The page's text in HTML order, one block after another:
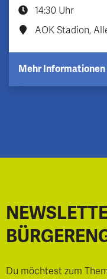
14:30 Uhr
AOK Stadion,
Mehr Informationen
Du möchtest zum